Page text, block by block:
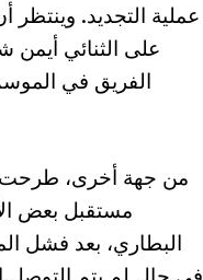
عملية التجديد. وينتظر
على الثنائي أيمن
الفريق في
من جهة أخرى، طرحت
مستقبل بعض
البطاري، بعد فشل